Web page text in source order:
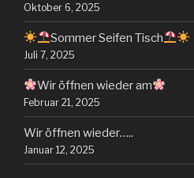
Oktober 6, 2025
Sommer Seifen Tisch
Juli 7, 2025
Wir öffnen wieder am
Februar 21, 2025
Wir öffnen wieder…..
Januar 12, 2025